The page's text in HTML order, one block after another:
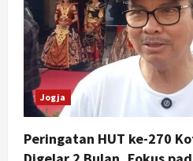
Jogja
Peringatan HUT ke-270